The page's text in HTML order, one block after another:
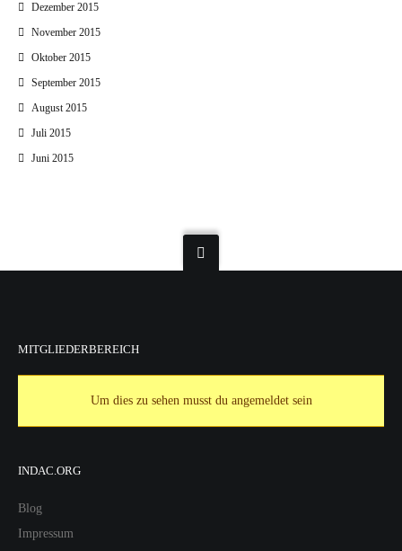
Dezember 2015
November 2015
Oktober 2015
September 2015
August 2015
Juli 2015
Juni 2015
MITGLIEDERBEREICH
Um dies zu sehen musst du angemeldet sein
INDAC.ORG
Blog
Impressum